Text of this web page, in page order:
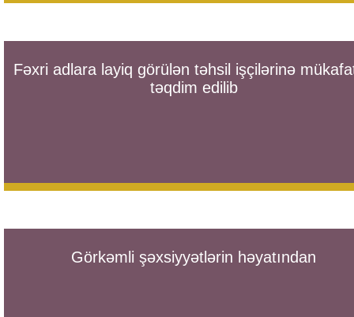
Fəxri adlara layiq görülən təhsil işçilərinə
təqdim edilib
Görkəmli şəxsiyyətlərin həyatından